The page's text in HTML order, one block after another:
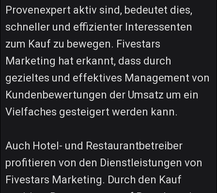
Provenexpert aktiv sind, bedeutet dies,
schneller und effizienter Interessenten
zum Kauf zu bewegen. Fivestars
Marketing hat erkannt, dass durch
gezieltes und effektives Management von
Kundenbewertungen der Umsatz um ein
Vielfaches gesteigert werden kann.
Auch Hotel- und Restaurantbetreiber
profitieren von den Dienstleistungen von
Fivestars Marketing. Durch den Kauf